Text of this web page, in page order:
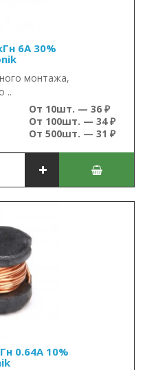
6А 30%
монтажа,
..
От 10шт. — 36 ₽
От 100шт. — 34 ₽
От 500шт. — 31 ₽
0.64А 10%